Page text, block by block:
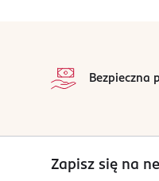
PL-Polska
5 905868
Bezpieczna
Zapisz się na